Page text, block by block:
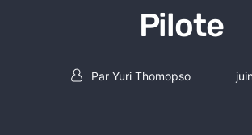
Pilote
Auteur de la publication
Par Yuri Thomopso